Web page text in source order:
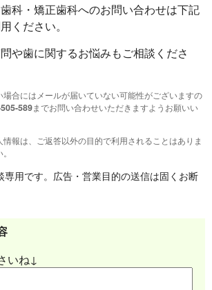
科・矯正歯科へのお問い合わせは下記
ください。
や歯に関するお悩みもご相談くださ
場合にはメールが届いていない可能性がございますの
589までお問い合わせいただきますようお願いい
情報は、ご返答以外の目的で利用されることはありま
専用です。広告・営業目的の送信は固くお断
いね↓